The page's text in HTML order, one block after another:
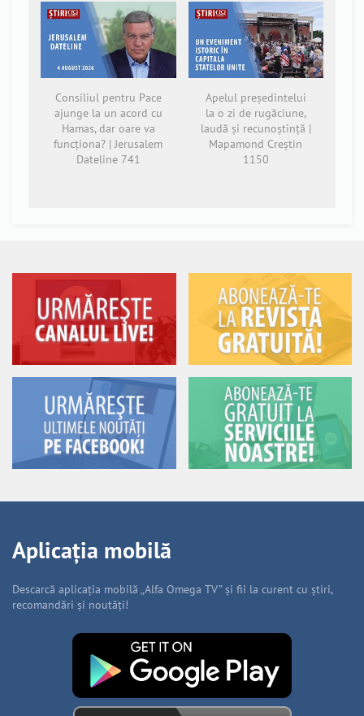
Consiliul pentru Pace
ajunge la un acord cu
Hamas, dar oare va
funcționa? | Jerusalem
Dateline 741
Apelul președintelui
la o zi de rugăciune,
laudă și recunoștință |
Mapamond Creștin
1150
Aplicația mobilă
Descarcă aplicația mobilă „Alfa Omega TV” și fii la curent cu știri,
recomandări și noutăți!